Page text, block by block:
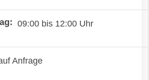
09:00 bis 12:00 Uhr
Anfrage